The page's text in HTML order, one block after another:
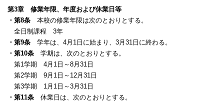
第3章 修業年限、年度および休業日等
・第8条 本校の修業年限は次のとおりとする。
全日制課程 3年
・第9条 学年は、4月1日に始まり、3月31日に終わる。
・第10条 学期は、次のとおりとする。
第1学期 4月1日～8月31日
第2学期 9月1日～12月31日
第3学期 1月1日～3月31日
・第11条 休業日は、次のとおりとする。